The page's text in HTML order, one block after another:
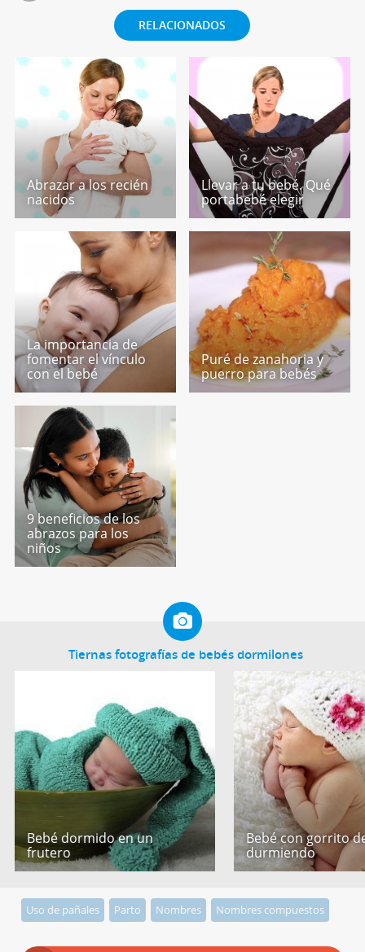
RELACIONADOS
Abrazar a los recién
nacidos
Llevar a tu bebé. Qué
portabebé elegir
La importancia de
fomentar el vínculo
con el bebé
Puré de zanahoria y
puerro para bebés
9 beneficios de los
abrazos para los
niños
Tiernas fotografías de bebés dormilones
Bebé dormido en un
frutero
Bebé con gorrito
durmiendo
Uso de pañales Parto Nombres Nombres compuestos